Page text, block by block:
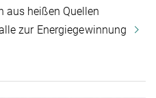
aus heißen Quellen
zur Energiegewinnung